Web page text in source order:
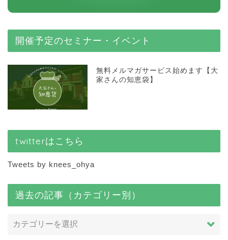
開催予定のセミナー・イベント
無料メルマガサービス始めます【大
家さんの知恵袋】
twitterはこちら
Tweets by knees_ohya
過去の記事（カテゴリー別）